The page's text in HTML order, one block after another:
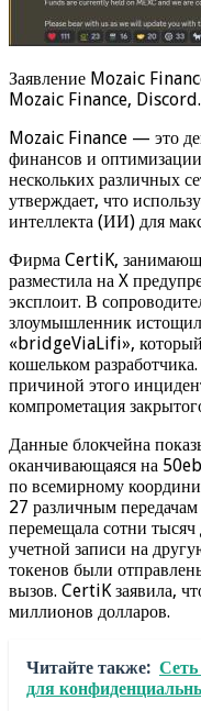
Заявление Mozaic
Mozaic Finance, Discord.
Mozaic Finance — это
финансов и
нескольких различных
утверждает, что
интеллекта (ИИ) для
Фирма CertiK,
разместила на X
эксплоит. В
злоумышленник истощил
«bridgeViaLifi»,
кошельком
причиной этого
компрометация
Данные блокчейна
оканчивающаяся на
по всемирному
27 различным
перемещала сотни тысяч
учетной записи на
токенов были
вызов. CertiK заявила,
миллионов долларов.
Читайте также:
для